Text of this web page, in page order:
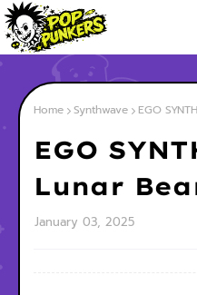
Home Synthwave EGO
EGO
Lunar
January 03, 2025